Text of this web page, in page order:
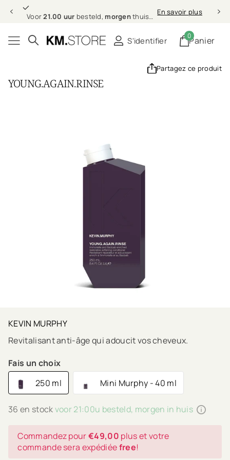
Voor21.00 uur besteld, morgenthuis (in NL & BE) En savoir plus
S'identifier Panier
0
Partagez ce produit
YOUNG.AGAIN.RINSE
KEVIN MURPHY
Revitalisant anti-âge qui adoucit vos cheveux.
Fais un choix
250 ml
Mini Murphy - 40 ml
36 en stockvoor 21:00u besteld, morgen in huis
Commandez pour€49,00 plus et votre
commande sera expédiéefree!